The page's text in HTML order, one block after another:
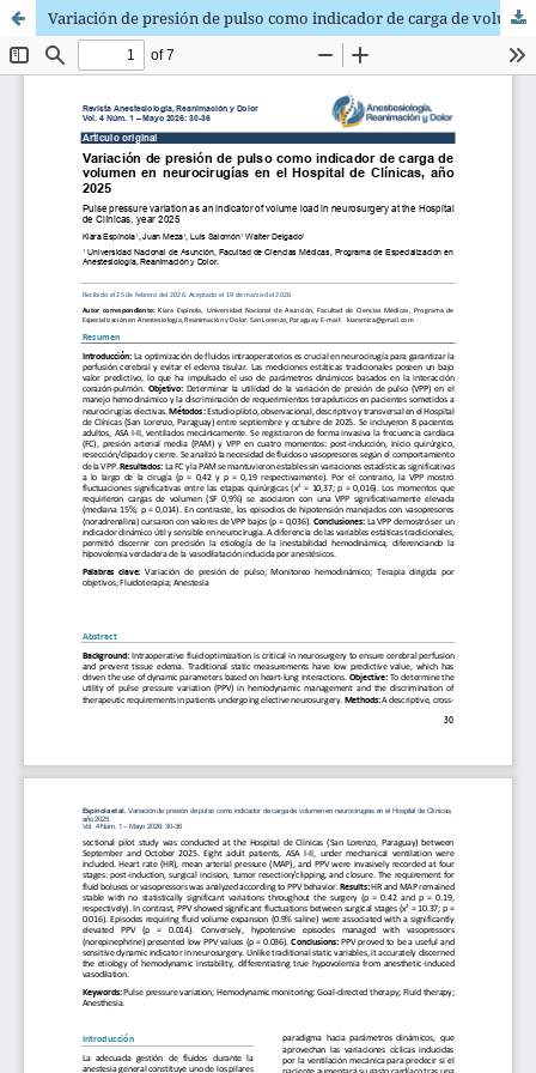
Variación de presión de pulso como indicador de carga de volumen en neurocirugías en el Hospital de Clínicas, año 2025